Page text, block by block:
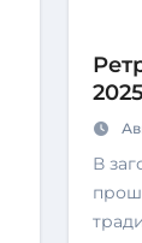
В загородном клубе «Фестивальный»